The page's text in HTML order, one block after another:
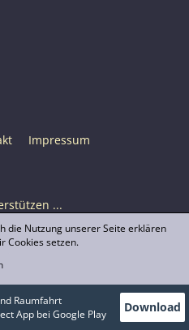
Impressum
...
2026, lizenziert unter CC BY-SA,
nicht anders angegeben
Raumfahrt
App bei Google Play
Download
die Nutzung unserer Seite erklären
Cookies setzen.